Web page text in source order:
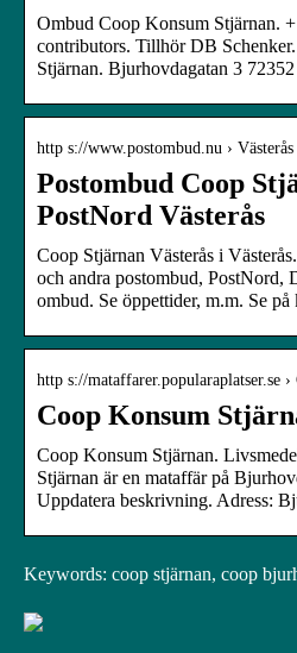
Ombud Coop Konsum Stjärnan.
contributors. Tillhör DB
Stjärnan. Bjurhovdagatan 3
http s://www.postombud.nu ›
Postombud Coop
PostNord Västerås
Coop Stjärnan Västerås i
och andra postombud, PostNord,
ombud. Se öppettider, m.m. Se på
http s://mataffarer.popularaplatser.se
Coop Konsum
Coop Konsum Stjärnan.
Stjärnan är en mataffär på
Uppdatera beskrivning. Adress:
Keywords: coop stjärnan, coop